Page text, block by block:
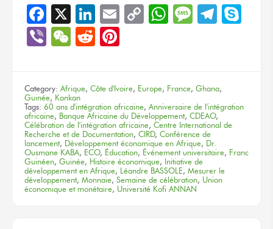
Facebook
X LinkedIn
EmailCopyWhatsApp
Message
ViberWeChat
Reddit
Category: Afrique, Côte d'Ivoire, Europe, France, Ghana,
Guinée, Kankan
Tags: 60 ans d'intégration africaine, Anniversaire de l'intégration
africaine, Banque Africaine du Développement, CDEAO,
Célébration de l'intégration africaine, Centre International de
Recherche et de Documentation, CIRD, Conférence de
lancement, Développement économique en Afrique, Dr.
Ousmane KABA, ECO, Éducation, Événement universitaire, Franc
Guinéen, Guinée, Histoire économique, Initiative de
développement en Afrique, Léandre BASSOLE, Mesurer le
développement, Monnaie, Semaine de célébration, Union
économique et monétaire, Université Kofi ANNAN